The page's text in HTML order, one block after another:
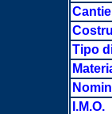
Tipo
I.M.O.